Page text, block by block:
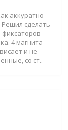
аккуратно
сделать
фиксаторов
4 магнита
и не
со ст..